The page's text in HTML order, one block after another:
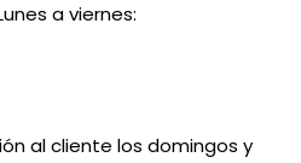
a viernes:
al cliente los domingos y